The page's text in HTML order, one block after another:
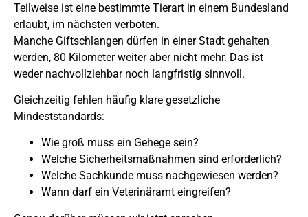
Teilweise ist eine bestimmte Tierart in einem Bundesland
erlaubt, im nächsten verboten.
Manche Giftschlangen dürfen in einer Stadt gehalten
werden, 80 Kilometer weiter aber nicht mehr. Das ist
weder nachvollziehbar noch langfristig sinnvoll.
Gleichzeitig fehlen häufig klare gesetzliche
Mindeststandards:
Wie groß muss ein Gehege sein?
Welche Sicherheitsmaßnahmen sind erforderlich?
Welche Sachkunde muss nachgewiesen werden?
Wann darf ein Veterinäramt eingreifen?